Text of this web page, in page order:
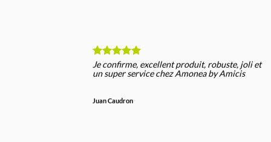
Je confirme, excellent produit, robuste, joli et
un super service chez Amonea by Amicis
Juan Caudron